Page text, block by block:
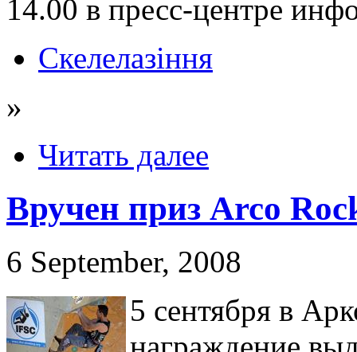
14.00 в пресс-центре
Скелелазіння
»
Читать далее
Вручен приз Arco
6 September, 2008
5 сентября в